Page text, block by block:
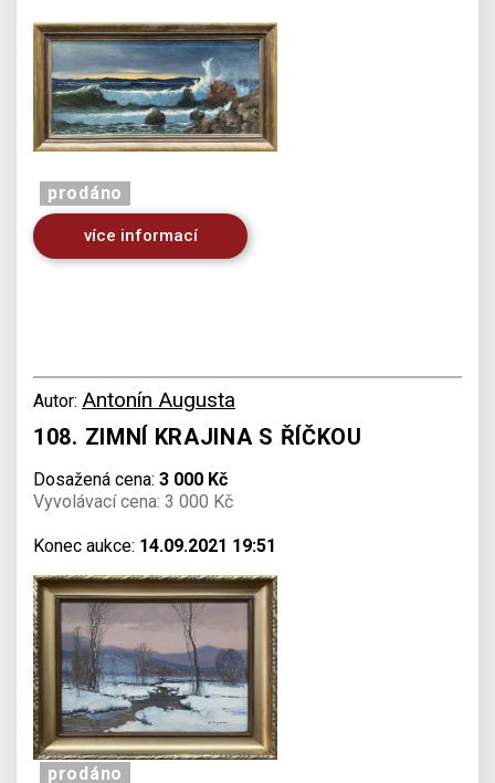
prodáno
více informací
Autor: Antonín Augusta
108. ZIMNÍ KRAJINA S ŘÍČKOU
Dosažená cena: 3 000 Kč
Vyvolávací cena: 3 000 Kč
Konec aukce: 14.09.2021 19:51
prodáno